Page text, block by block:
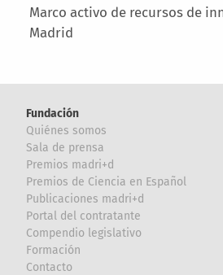
Marco activo de recursos de
Madrid
Fundación
Quiénes somos
Sala de prensa
Premios madri+d
Premios de Ciencia en Español
Publicaciones madri+d
Portal del contratante
Compendio legislativo
Formación
Contacto